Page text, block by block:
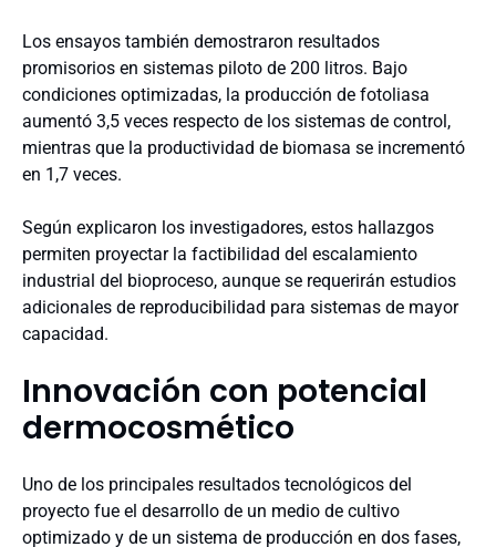
Los ensayos también demostraron resultados
promisorios en sistemas piloto de 200 litros. Bajo
condiciones optimizadas, la producción de fotoliasa
aumentó 3,5 veces respecto de los sistemas de control,
mientras que la productividad de biomasa se incrementó
en 1,7 veces.
Según explicaron los investigadores, estos hallazgos
permiten proyectar la factibilidad del escalamiento
industrial del bioproceso, aunque se requerirán estudios
adicionales de reproducibilidad para sistemas de mayor
capacidad.
Innovación con potencial
dermocosmético
Uno de los principales resultados tecnológicos del
proyecto fue el desarrollo de un medio de cultivo
optimizado y de un sistema de producción en dos fases,